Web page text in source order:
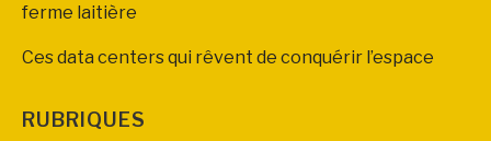
ferme laitière
Ces data centers qui rêvent de conquérir l’espace
RUBRIQUES